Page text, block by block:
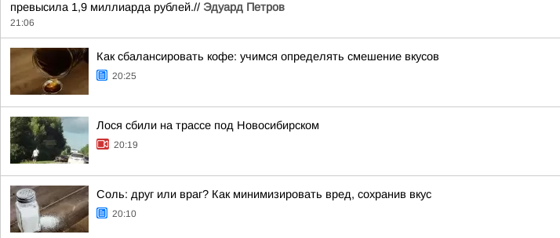
превысила 1,9 миллиарда рублей.// Эдуард Петров
21:06
Как сбалансировать кофе: учимся определять смешение вкусов
20:25
Лося сбили на трассе под Новосибирском
20:19
Соль: друг или враг? Как минимизировать вред, сохранив вкус
20:10